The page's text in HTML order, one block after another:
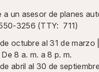
a un asesor de planes
3256 (TTY: 711)
octubre al 31 de marzo
8 a. m. a 8 p. m.
abril al 30 de